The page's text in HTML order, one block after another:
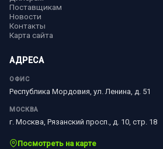
Поставщикам
Новости
Контакты
Карта сайта
АДРЕСА
ОФИС
Республика Мордовия, ул. Ленина, д. 51
МОСКВА
г. Москва, Рязанский просп., д. 10, стр. 18
Посмотреть на карте